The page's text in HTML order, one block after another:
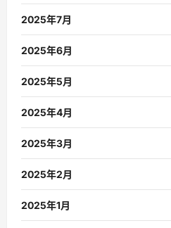
2025年7月
2025年6月
2025年5月
2025年4月
2025年3月
2025年2月
2025年1月